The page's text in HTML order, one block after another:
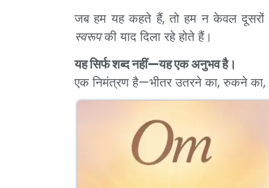
जब हम यह कहते हैं, तो हम न केवल दूसरों
स्वरूपकी याद दिला रहे होते हैं।
यह सिर्फ शब्द नहीं—यह एक अनुभव है।
एक निमंत्रण है—भीतर उतरने का, रुकने